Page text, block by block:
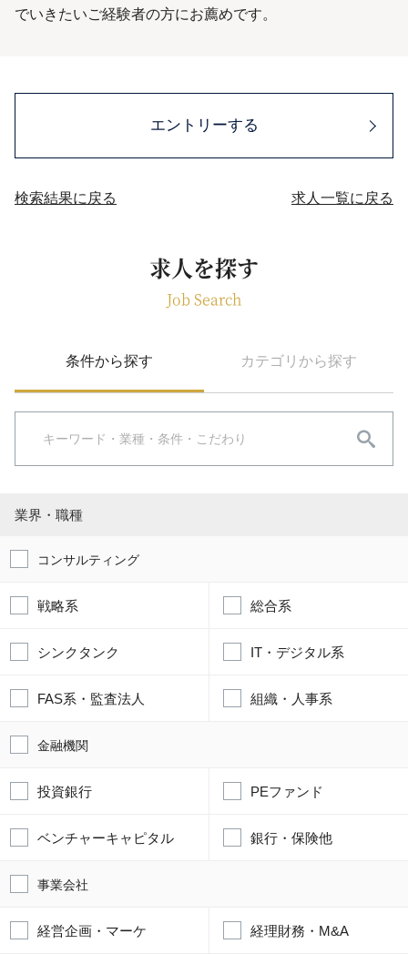
でいきたいご経験者の方にお薦めです。
エントリーする
検索結果に戻る 求人一覧に戻る
求人を探す
Job Search
条件から探す カテゴリから探す
業界・職種
コンサルティング
戦略系 総合系
シンクタンク IT・デジタル系
FAS系・監査法人 組織・人事系
金融機関
投資銀行 PEファンド
ベンチャーキャピタル 銀行・保険他
事業会社
経営企画・マーケ 経理財務・M&A